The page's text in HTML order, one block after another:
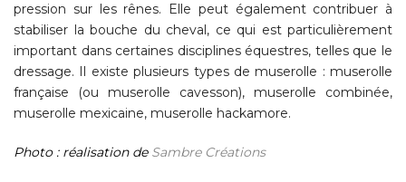
pression sur les rênes. Elle peut également contribuer à
stabiliser la bouche du cheval, ce qui est particulièrement
important dans certaines disciplines équestres, telles que le
dressage. Il existe plusieurs types de muserolle : muserolle
française (ou muserolle cavesson), muserolle combinée,
muserolle mexicaine, muserolle hackamore.
Photo : réalisation de Sambre Créations